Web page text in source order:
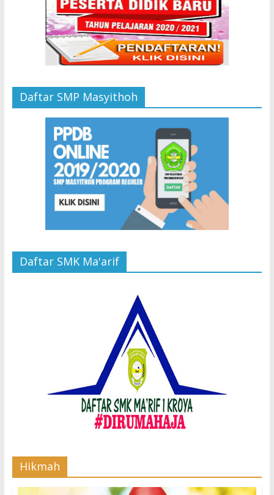
Daftar SMP Masyithoh
Daftar SMK Ma'arif
Hikmah